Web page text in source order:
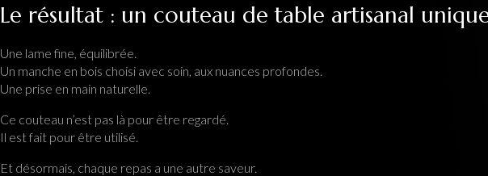
Le résultat : un couteau de table artisanal
Une lame fine, équilibrée.
Un manche en bois choisi avec soin, aux nuances profondes.
Une prise en main naturelle.
Ce couteau n’est pas là pour être regardé.
Il est fait pour être utilisé.
Et désormais, chaque repas a une autre saveur.